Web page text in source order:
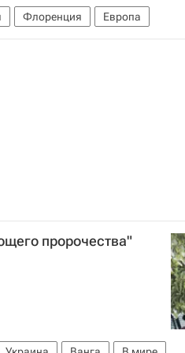
Флоренция
Европа
ди Лоренцо де Медичи)
пророчества"